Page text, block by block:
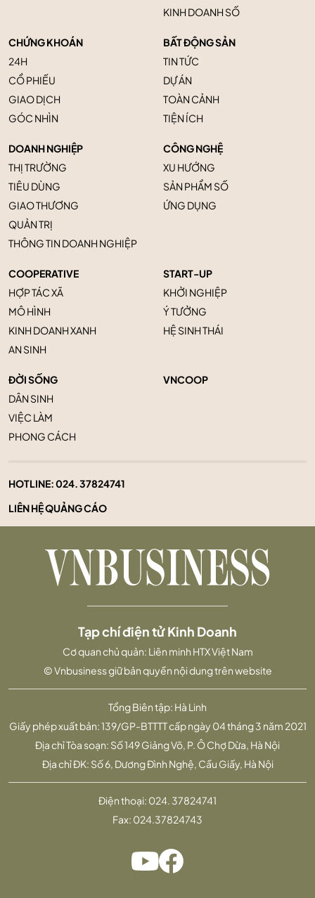
KINH DOANH SỐ
CHỨNG KHOÁN
24H
CỔ PHIẾU
GIAO DỊCH
GÓC NHÌN
BẤT ĐỘNG SẢN
TIN TỨC
DỰ ÁN
TOÀN CẢNH
TIỆN ÍCH
DOANH NGHIỆP
THỊ TRƯỜNG
TIÊU DÙNG
GIAO THƯƠNG
QUẢN TRỊ
THÔNG TIN DOANH NGHIỆP
CÔNG NGHỆ
XU HƯỚNG
SẢN PHẨM SỐ
ỨNG DỤNG
COOPERATIVE
HỢP TÁC XÃ
MÔ HÌNH
KINH DOANH XANH
AN SINH
START-UP
KHỞI NGHIỆP
Ý TƯỞNG
HỆ SINH THÁI
ĐỜI SỐNG
DÂN SINH
VIỆC LÀM
PHONG CÁCH
VNCOOP
HOTLINE:024. 37824741
LIÊN HỆ QUẢNG CÁO
Tổng Biên tập: Hà Linh
Giấy phép xuất bản: 139/GP-BTTTT cấp ngày 04 tháng 3 năm 2021
Địa chỉ Tòa soạn: Số 149 Giảng Võ, P. Ô Chợ Dừa, Hà Nội
Địa chỉ ĐK: Số 6, Dương Đình Nghệ, Cầu Giấy, Hà Nội
Tạp chí điện tử Kinh Doanh
Cơ quan chủ quản: Liên minh HTX Việt Nam
© Vnbusiness giữ bản quyền nội dung trên website
Điện thoại: 024. 37824741
Fax: 024.37824743